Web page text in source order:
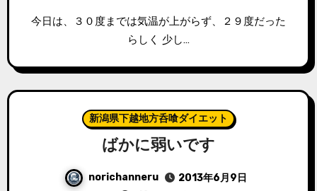
今日は、３０度までは気温が上がらず、２９度だった
らしく 少し…
新潟県下越地方呑喰ダイエット
ばかに弱いです
norichanneru
2013年6月9日